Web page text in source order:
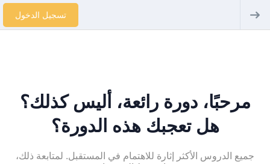
تسجيل الدخول
مرحبًا، دورة رائعة، أليس كذلك؟
هل تعجبك هذه الدورة؟
جميع الدروس الأكثر إثارة للاهتمام في المستقبل. لمتابعة ذلك،